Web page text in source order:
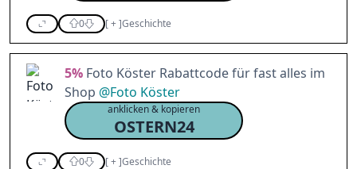
0 [+]Geschichte
5% Foto Köster Rabattcode für fast alles im
Shop @Foto Köster
anklicken & kopieren
OSTERN24
0 [+]Geschichte